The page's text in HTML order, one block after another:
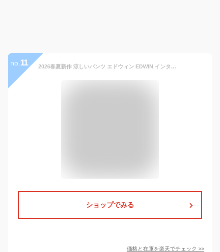
no. 11 2026春夏新作 涼しいパンツ エドウィン EDWIN インターナショナルベーシック 403 クール COOL 裏メッシュ ふつうのストレート チノパン スラックス ボトム 日本製 メンズ 男性 紳士 夏用 夏物 涼しい レギュラーストレート クールビズ E403CH【EDWIN】
ショップでみる
価格と在庫を楽天でチェック >>